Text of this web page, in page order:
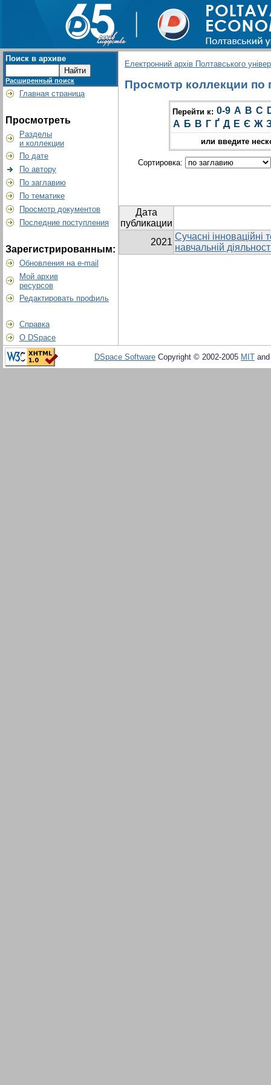
Поиск в архиве
Расширенный поиск
Главная страница
Просмотреть
Разделы
и коллекции
По дате
По автору
По заглавию
По тематике
Просмотр документов
Последние поступления
Зарегистрированным:
Обновления на e-mail
Мой архив
ресурсов
Редактировать профиль
Справка
О DSpace
Електронний архів Полтавського
Просмотр коллекции по
Перейти к: 0-9 A B C
А Б В Г Ґ Д Е Є Ж
или введите
Сортировка:
Дата
публикации
2021
Сучасні інноваційні
навчальній
DSpace Software Copyright © 2002-2005 MIT